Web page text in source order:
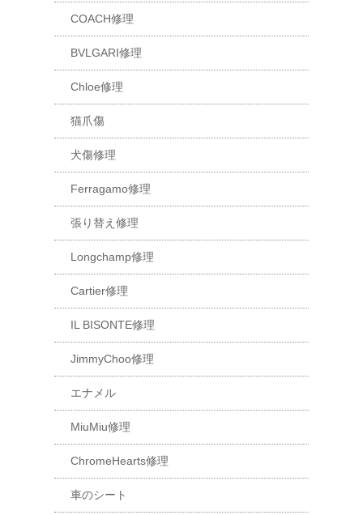
COACH修理
BVLGARI修理
Chloe修理
猫爪傷
犬傷修理
Ferragamo修理
張り替え修理
Longchamp修理
Cartier修理
IL BISONTE修理
JimmyChoo修理
エナメル
MiuMiu修理
ChromeHearts修理
車のシート